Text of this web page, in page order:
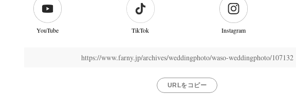
YouTube TikTok Instagram
https://www.farny.jp/archives/weddingphoto/waso-weddingphoto/107132
URLをコピー